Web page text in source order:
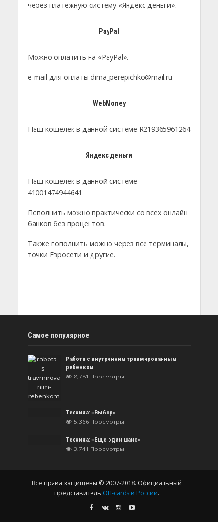
через платежную систему «Яндекс деньги».
PayPal
Можно оплатить на «PayPal».
e-mail для оплаты dima_perepichko@mail.ru
WebMoney
Наш кошелек в данной системе R219365961264
Яндекс деньги
Наш кошелек в данной системе
41001474944641
Пополнить можно практически со всех онлайн
банков без процентов.
Также пополнить можно через все терминалы,
точки Евросети и другие.
Самое популярное
Работа с внутренним травмированным
ребенком
8,781 Просмотры
Техника: «Выбор»
5,366 Просмотры
Техника: «Еще один шанс»
3,741 Просмотры
Все права защищены © 2007-2018. Официальный
представитель OH-cards в России.